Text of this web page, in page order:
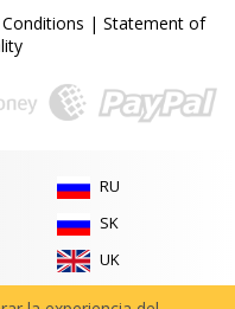
| Statement of
RU
SK
UK